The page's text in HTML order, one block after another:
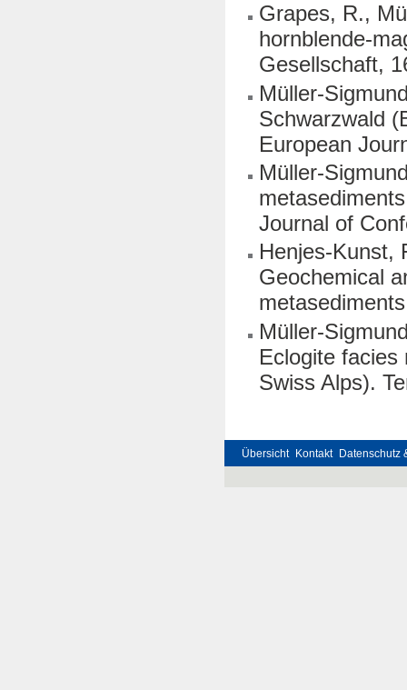
Grapes, R.,
hornblende-
Gesellschaft,
Müller-
Schwarzwald
European
Müller-
Journal of
Henjes-Kunst,
Geochemical
Müller-
Eclogite facies
Swiss Alps).
Übersicht Kontakt Datenschutz